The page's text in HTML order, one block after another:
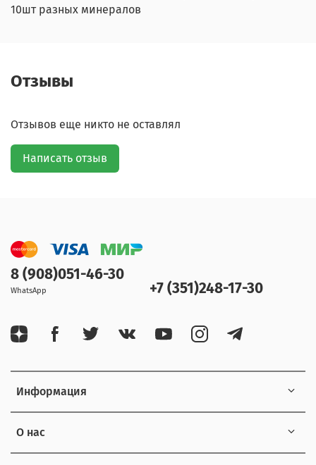
10шт разных минералов
Отзывы
Отзывов еще никто не оставлял
Написать отзыв
Информация
О нас
8 (908)051-46-30
WhatsApp +7 (351)248-17-30